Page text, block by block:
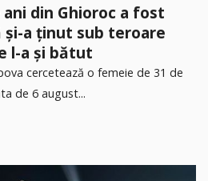
din Ghioroc a fost
a ținut sub teroare
l-a și bătut
cercetează o femeie de 31 de
de 6 august...